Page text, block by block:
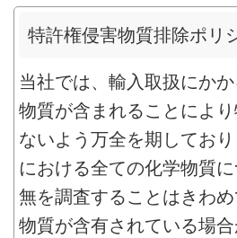
特許権侵害物質排除ポリ
当社では、輸入取扱にか
物質が含まれることによ
ないよう万全を期してお
における全ての化学物質
無を調査することはきわ
物質が含有されている場合